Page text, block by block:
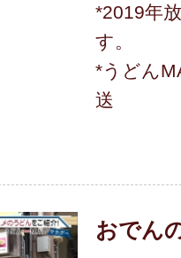
*2019年
す。
*うどん
送
おでん